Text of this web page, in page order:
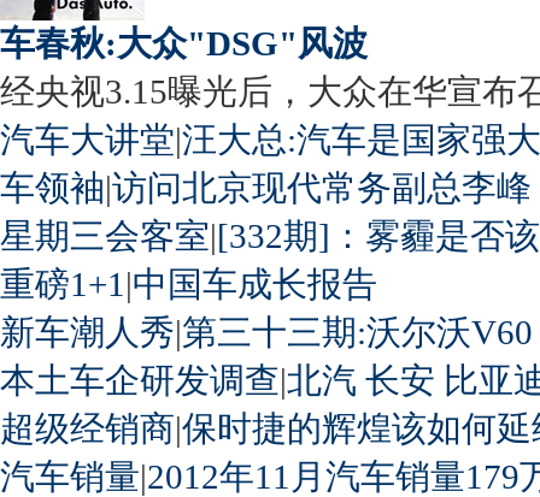
车春秋:大众"DSG"风波
经央视3.15曝光后，大众在华宣布
汽车大讲堂|汪大总:汽车是国家强
车领袖|访问北京现代常务副总李峰
星期三会客室|[332期]：雾霾是否
重磅1+1 |中国车成长报告
新车潮人秀|第三十三期:沃尔沃
本土车企研发调查|北汽 长安 比亚
超级经销商|保时捷的辉煌该如何延
汽车销量|2012年11月汽车销量179